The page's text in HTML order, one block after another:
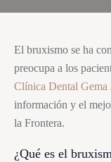
El bruxismo se ha
preocupa a los
Clínica Dental Gema
información y el
la Frontera.
¿Qué es el